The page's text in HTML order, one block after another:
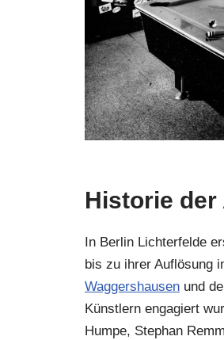
Historie
In Berlin Lichterfelde
bis zu ihrer Auflösung
Waggershausen und
Künstlern engagiert
Humpe, Stephan